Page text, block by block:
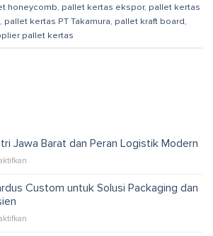
honeycomb, pallet kertas ekspor, pallet kertas
, pallet kertas PT Takamura, pallet kraft board,
pallet kertas
Jawa Barat dan Peran Logistik Modern
Industri
Custom untuk Solusi Packaging dan